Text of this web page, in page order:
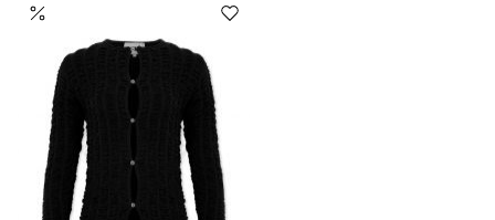
Баухауса, воспевающая функциональность и удобство.
Если вещь практична — она по определению красива,
считают в бренде. Изделия Nanushka — выразительные
и нескучные, при этом комфортные и универсальные.